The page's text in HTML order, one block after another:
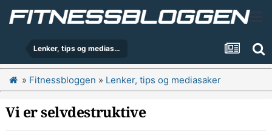
Lenker, tips og mediasaker
» Fitnessbloggen » Lenker, tips og mediasaker
Vi er selvdestruktive